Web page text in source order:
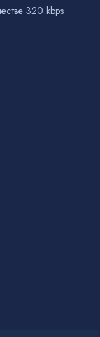
320 kbps